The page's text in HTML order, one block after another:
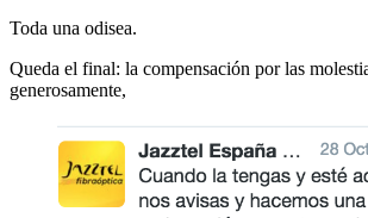
Toda una odisea.
Queda el final: la compensación por las
generosamente,